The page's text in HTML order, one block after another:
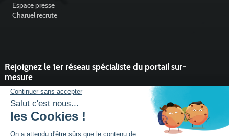
Espace presse
Charuel recrute
Rejoignez le 1er réseau spécialiste du portail sur-
mesure
Vous souhaitez développer l'activité portail de votre entreprise ?
Rejoindre un réseau dynamique, avec un service et des outils qui
font la différence ?